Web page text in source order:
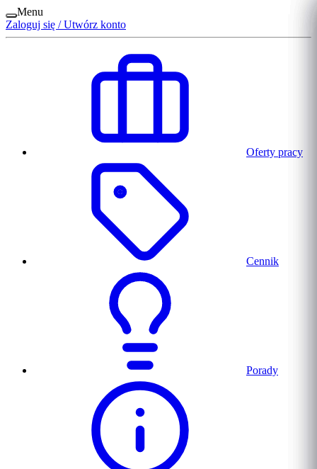
Menu
Zaloguj się / Utwórz konto
Oferty pracy
Cennik
Porady